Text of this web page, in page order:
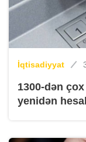
İqtisadiyyat
1300-dən
yenidən